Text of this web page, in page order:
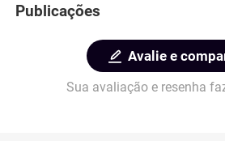
Publicações
Avalie e
Sua avaliação e resenha